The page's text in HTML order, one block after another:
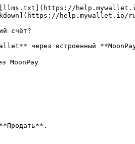
счёт?
через встроенный
MoonPay